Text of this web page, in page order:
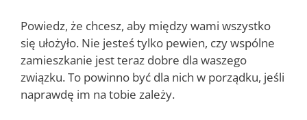
Powiedz, że chcesz, aby między wami wszystko
się ułożyło. Nie jesteś tylko pewien, czy wspólne
zamieszkanie jest teraz dobre dla waszego
związku. To powinno być dla nich w porządku, jeśli
naprawdę im na tobie zależy.